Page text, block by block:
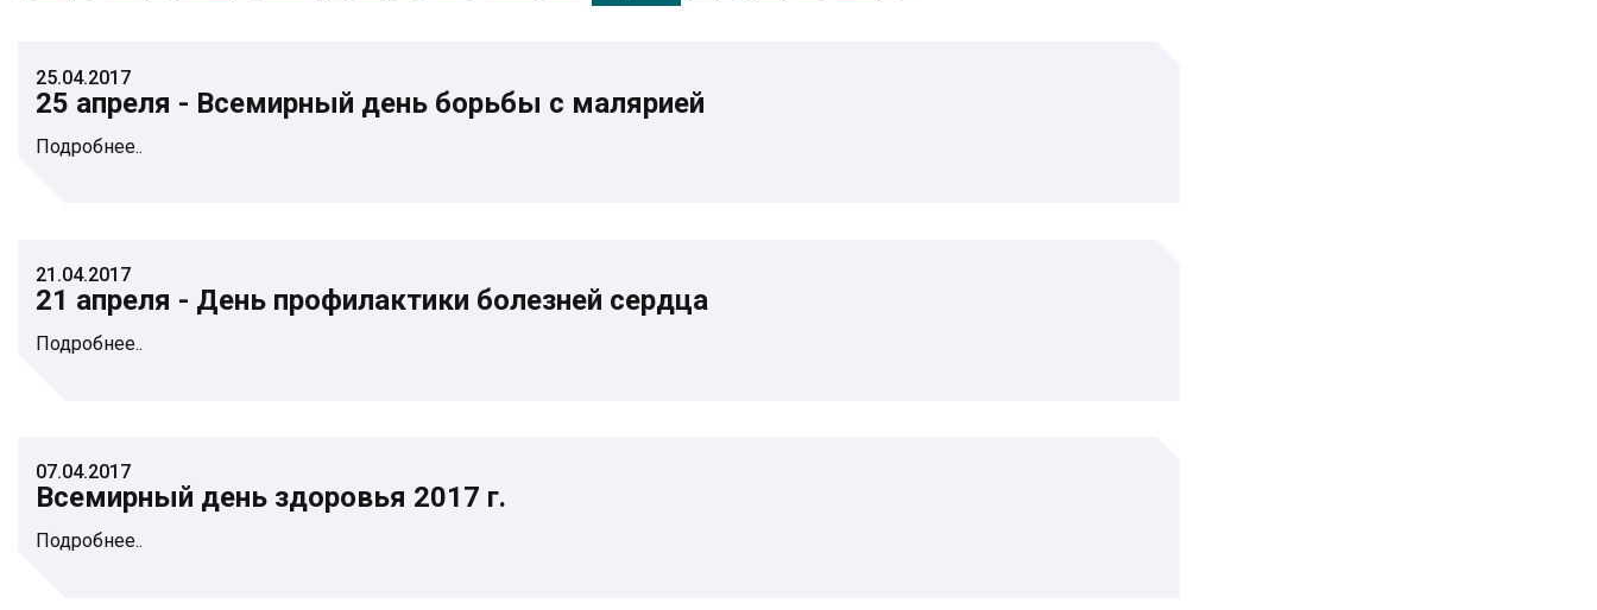
25.04.2017
25 апреля - Всемирный день борьбы с малярией
Подробнее..
21.04.2017
21 апреля - День профилактики болезней сердца
Подробнее..
07.04.2017
Всемирный день здоровья 2017 г.
Подробнее..